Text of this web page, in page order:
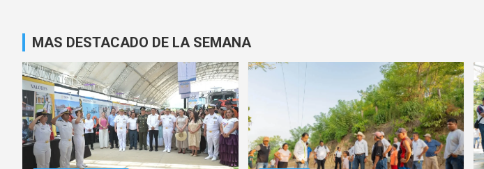
MAS DESTACADO DE LA SEMANA